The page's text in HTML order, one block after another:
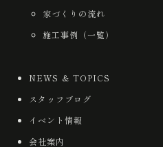
家づくりの流れ
施工事例（一覧）
NEWS ＆ TOPICS
スタッフブログ
イベント情報
会社案内